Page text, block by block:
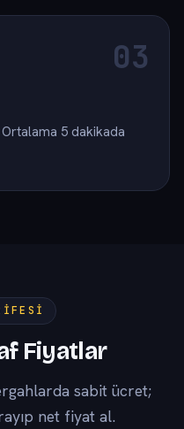
5 dakikada
Fiyatlar
sabit ücret;
net fiyat al.